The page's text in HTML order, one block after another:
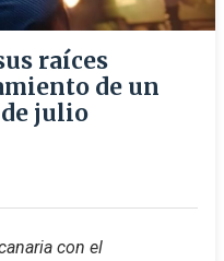
raíces
de un
julio
con el